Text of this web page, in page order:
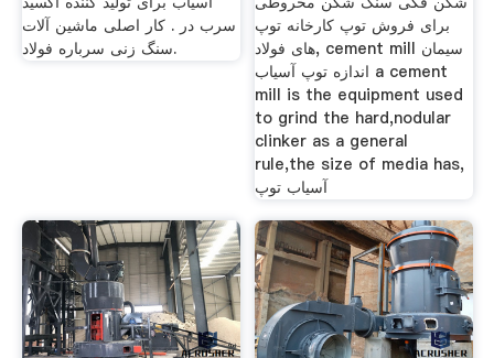
سرب در . کار اصلی ماشین آلات
سنگ زنی سرباره فولاد.
برای فروش توپ کارخانه توپ
های فولاد, cement mill سیمان
اندازه توپ آسیاب a cement
mill is the equipment used
to grind the hard,nodular
clinker as a general
rule,the size of media has,
آسیاب توپ